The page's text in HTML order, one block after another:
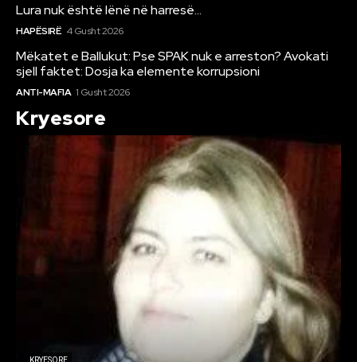
Lura nuk është lënë në harresë…
HAPËSIRË 4 Gusht 2026
Mëkatet e Ballukut: Pse SPAK nuk e arreston? Avokati
sjell faktet: Dosja ka elemente korrupsioni
ANTI-MAFIA 1 Gusht 2026
Kryesore
KRYESORE